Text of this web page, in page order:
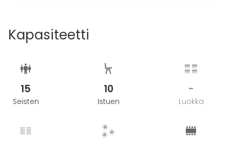
Kapasiteetti
15
Seisten
10
Istuen
-
Luokka